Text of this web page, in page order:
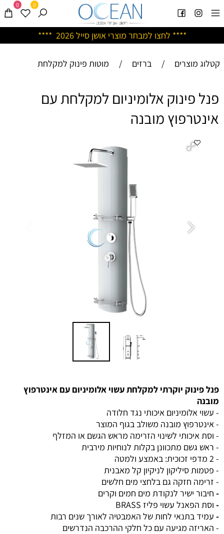
**** לחצו למבחר מוצרי אושן סייל 2026 ****
0 0
קטלוג מוצרים / ברזים / מוטות פינוק למקלחת
פנל פינוק אלומיניום למקלחת עם
אינטרפוץ מובנה
פנל פינוק יוקרתי למקלחת עשוי אלומיניום עם אינטרפוץ
מובנה
- עשוי אלומיניום איכותי נגד חלודה
- אינטרפוץ מובנה משולב בגוף המוצר
- וסת איכותי לשינוי הזרימה מראש הגשם או המזלף
- ראש גשם מתכוונן בקלות לנוחיות מירבית
- 2 מדפי זכוכית: באמצע ולמטה
- פטמות סיליקון לניקיון קל מאבנית
- זרימה חזקה גם בלחצי מים חלשים
- חיבור ישיר לנקודת מים חמים וקרים
- וסת הפאנל עשוי פליז BRASS
- עמיד בתנאי לחות של האמבטיה לאורך שנים רבות
- האריזה מגיעה עם כל חלקי ההרכבה הנדרשים